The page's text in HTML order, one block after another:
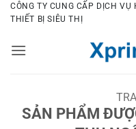
Bỏ
qua
dung
CÔNG TY CUNG CẤP DỊCH
THIẾT BỊ SIÊU THỊ
SẢN PHẨM